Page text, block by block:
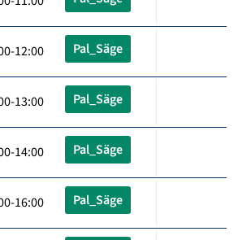
12:00 Pal_Säge
13:00 Pal_Säge
14:00 Pal_Säge
16:00 Pal_Säge